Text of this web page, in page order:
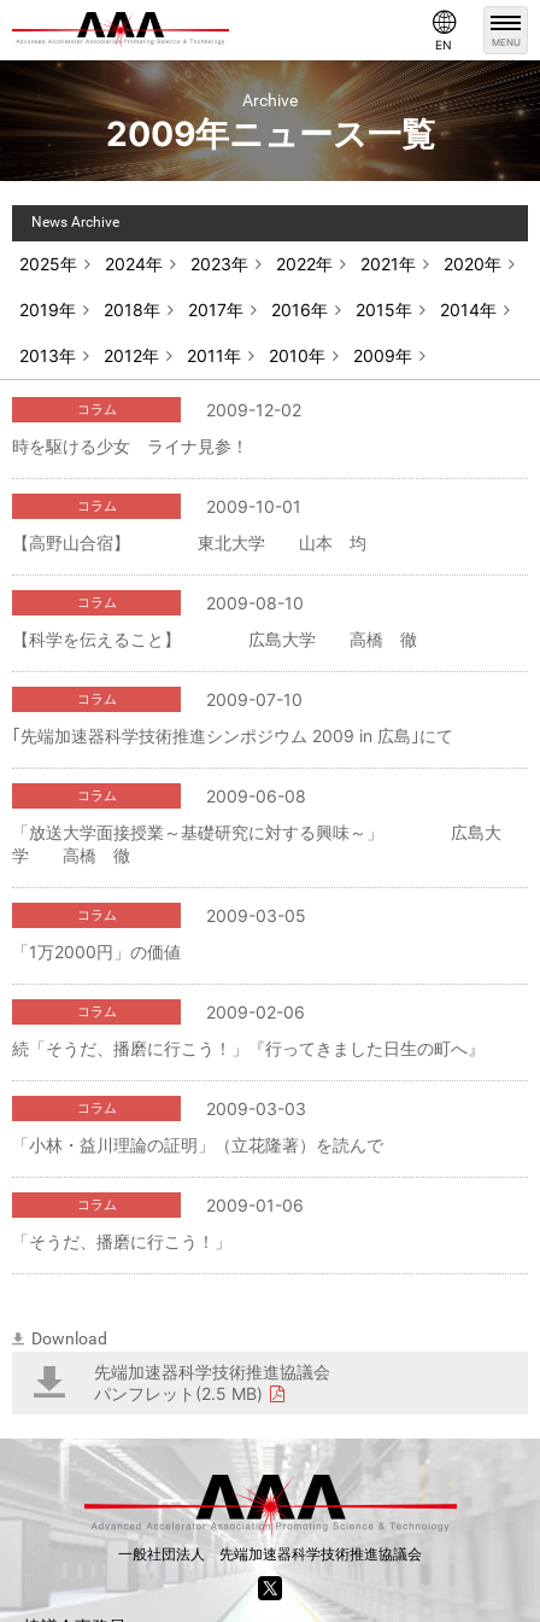
MENU
EN
Archive
2009年ニュース一覧
News Archive
2025年 2024年 2023年 2022年 2021年 2020年
2019年 2018年 2017年 2016年 2015年 2014年
2013年 2012年 2011年 2010年 2009年
2009-12-02
コラム
時を駆ける少女 ライナ見参！
2009-10-01
コラム
【高野山合宿】 東北大学 山本 均
2009-08-10
コラム
【科学を伝えること】 広島大学 高橋 徹
2009-07-10
コラム
｢先端加速器科学技術推進シンポジウム 2009 in 広島｣にて
2009-06-08
コラム
「放送大学面接授業～基礎研究に対する興味～」 広島大
学 高橋 徹
2009-03-05
コラム
「1万2000円」の価値
2009-02-06
コラム
続「そうだ、播磨に行こう！」『行ってきました日生の町へ』
2009-03-03
コラム
「小林・益川理論の証明」（立花隆著）を読んで
2009-01-06
コラム
「そうだ、播磨に行こう！」
Download
先端加速器科学技術推進協議会
パンフレット(2.5 MB)
一般社団法人 先端加速器科学技術推進協議会